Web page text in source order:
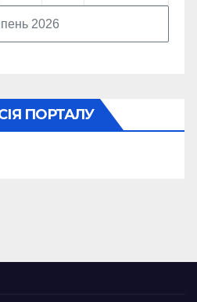
2026
ПОРТАЛУ